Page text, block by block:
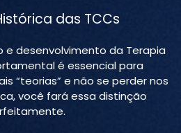
das TCCs
e desenvolvimento da Terapia
é essencial para
“teorias” e não se perder nos
você fará essa distinção